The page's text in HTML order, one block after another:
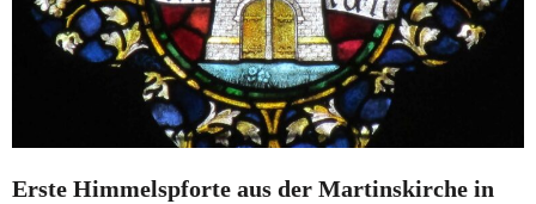
Erste Himmelspforte aus der Martinskirche in